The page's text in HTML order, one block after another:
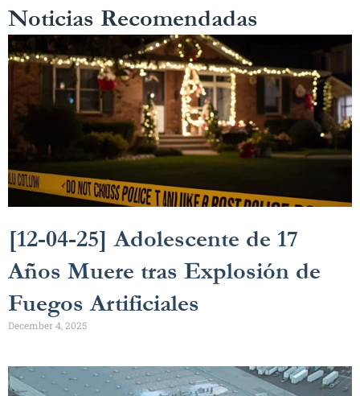
Noticias Recomendadas
[12-04-25] Adolescente de 17
Años Muere tras Explosión de
Fuegos Artificiales
December 4, 2025